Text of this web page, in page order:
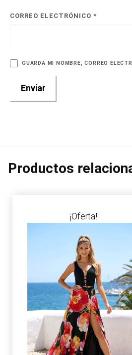
CORREO ELECTRÓNICO *
GUARDA MI NOMBRE, CORREO
Productos
¡Oferta!